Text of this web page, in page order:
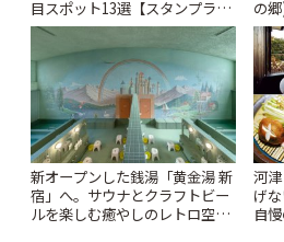
目スポット13選【スタンプラリ
ー開催中】 | ことりっぷ
の
♪ |
新オープンした銭湯「黄金湯 新
宿」へ。サウナとクラフトビー
ルを楽しむ癒やしのレトロ空間
河
げ
自